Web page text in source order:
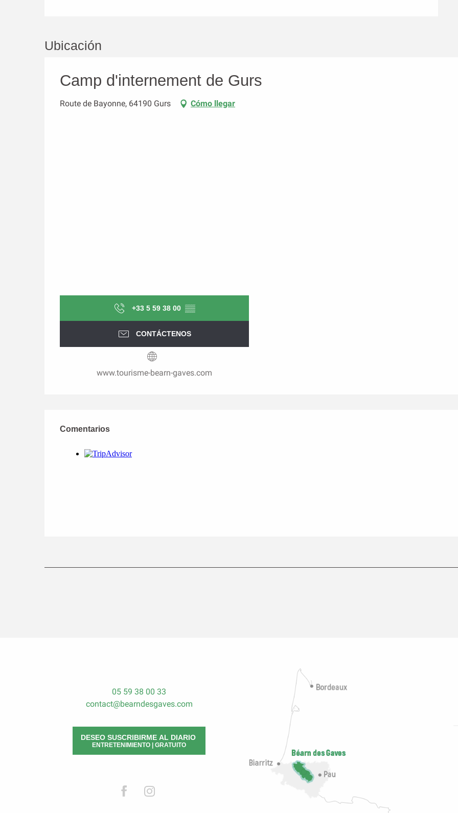
Ubicación
Camp d'internement de Gurs
Route de Bayonne, 64190 Gurs Cómo llegar
+33 5 59 38 00 ▒▒
CONTÁCTENOS
www.tourisme-bearn-gaves.com
Comentarios
Comentarios
05 59 38 00 33
contact@bearndesgaves.com
DESEO SUSCRIBIRME AL DIARIO
ENTRETENIMIENTO | GRATUITO